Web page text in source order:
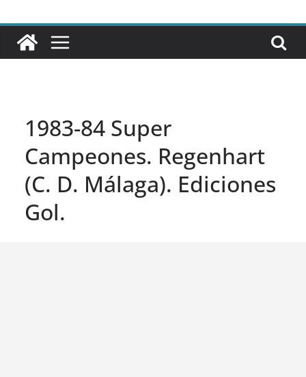
1983-84 Super
Campeones. Regenhart
(C. D. Málaga). Ediciones
Gol.